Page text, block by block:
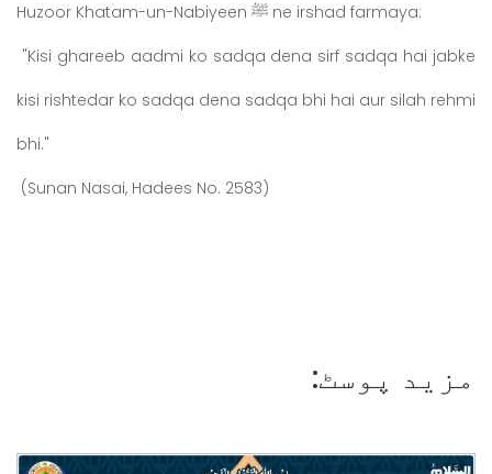
Huzoor Khatam-un-Nabiyeen ﷺ ne irshad farmaya:
"Kisi ghareeb aadmi ko sadqa dena sirf sadqa hai jabke
kisi rishtedar ko sadqa dena sadqa bhi hai aur silah rehmi
bhi."
(Sunan Nasai, Hadees No. 2583)
مزید پوسٹ: